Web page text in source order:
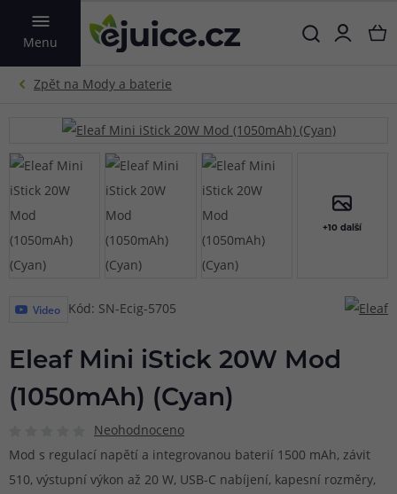
Menu
VYHLEDAT
+10 další
Video Kód: SN-Ecig-5705
Eleaf Mini iStick 20W Mod
(1050mAh) (Cyan)
Neohodnoceno
Mod s regulací napětí a integrovanou baterií 1500 mAh, závit
510, výstupní výkon až 20 W, USB-C nabíjení, kapesní rozměry,